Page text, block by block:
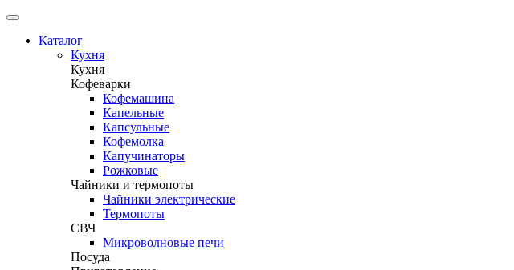
Каталог
Кухня
Кухня
Кофеварки
Кофемашина
Капельные
Капсульные
Кофемолка
Капучинаторы
Рожковые
Чайники и термопоты
Чайники электрические
Термопоты
СВЧ
Микроволновые печи
Посуда